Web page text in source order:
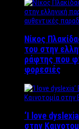
Νίκος
του στην
ράφτης που
φορεσιές
‘Ι love
στην